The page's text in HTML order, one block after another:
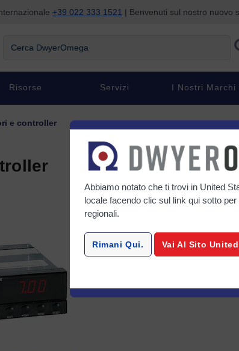
+39 022 333 1521 | Benvenuti sul nostro nuovo
Risorse Servizi I Nostri Marchi
e controller
Abbiamo notato che ti trovi in United
locale facendo clic sul link qui sotto
regionali.
Rimani Qui. Vai Al Sito